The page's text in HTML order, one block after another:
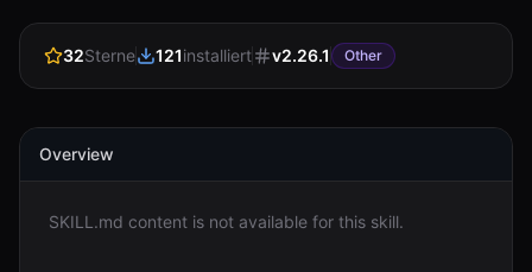
RESSOURCEN
Vergleichen
Über uns
Anmelden
32Sterne 121installiert v2.26.1 Other
Overview
SKILL.md content is not available for this skill.